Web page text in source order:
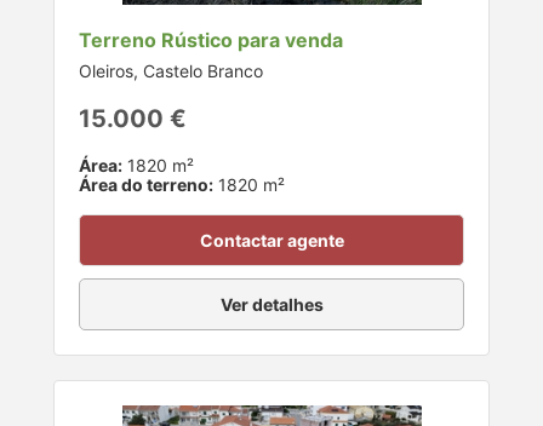
Terreno Rústico para venda
Oleiros, Castelo Branco
15.000 €
Área: 1820 m²
Área do terreno: 1820 m²
Contactar agente
Ver detalhes